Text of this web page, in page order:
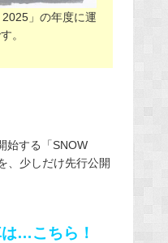
」の年度に運
。
始する「SNOW
、少しだけ先行公開
…こちら！